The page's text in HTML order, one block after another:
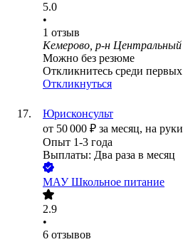
5.0
•
1 отзыв
Кемерово, р-н Центральный
Можно без резюме
Откликнитесь среди первых
Откликнуться
Юрисконсульт
от 50 000 ₽ за месяц, на руки
Опыт 1-3 года
Выплаты: Два раза в месяц
МАУ Школьное питание
2.9
•
6 отзывов